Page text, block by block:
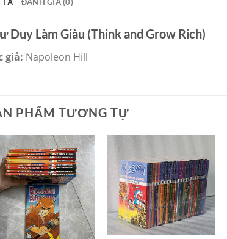
Duy Làm Giàu (Think and Grow Rich)
giả: Napoleon Hill
PHẨM TƯƠNG TỰ